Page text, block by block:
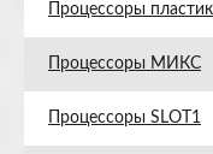
Процессоры пластик
Процессоры МИКС
Процессоры SLOT1